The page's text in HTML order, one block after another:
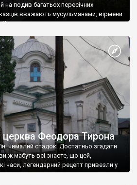
на подив багатьох пересічних
вважають мусульманами, вірмени
Христа
церква Феодора Тирона
чималий спадок. Достатньо згадати
ж мабуть всі знаєте, що цей,
часи, легендарний рецепт привезли у